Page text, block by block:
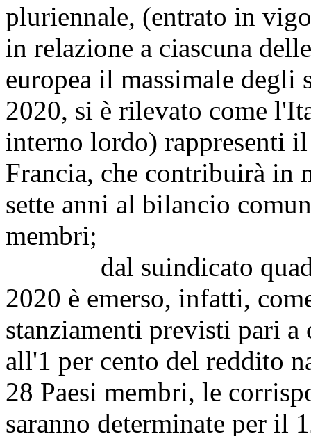
pluriennale, (entrato in
in relazione a ciascuna
europea il massimale
2020, si è rilevato come
interno lordo) rappresenti il
Francia, che contribuirà in
sette anni al bilancio
membri;
dal suindicato quadro
2020 è emerso, infatti,
stanziamenti previsti pari
all'1 per cento del reddito
28 Paesi membri, le
saranno determinate per il